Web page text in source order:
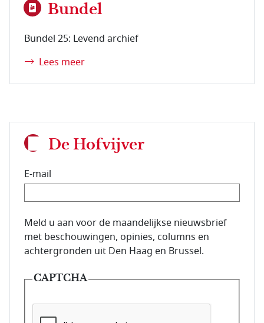
Bundel
Bundel 25: Levend archief
Lees meer
De Hofvijver
E-mail
E-mailadres van de abonnee.
Meld u aan voor de maandelijkse nieuwsbrief
met beschouwingen, opinies, columns en
achtergronden uit Den Haag en Brussel.
CAPTCHA